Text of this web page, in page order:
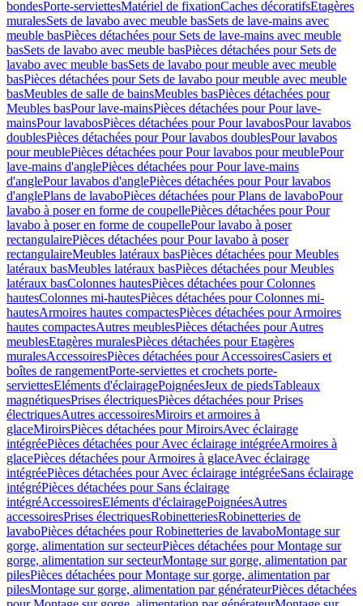
bondesPorte-serviettesMatériel de fixationCaches décoratifsEtagères
muralesSets de lavabo avec meuble basSets de lave-mains avec
meuble basPièces détachées pour Sets de lave-mains avec meuble
basSets de lavabo avec meuble basPièces détachées pour Sets de
lavabo avec meuble basSets de lavabo pour meuble avec meuble
basPièces détachées pour Sets de lavabo pour meuble avec meuble
basMeubles de salle de bainsMeubles basPièces détachées pour
Meubles basPour lave-mainsPièces détachées pour Pour lave-
mainsPour lavabosPièces détachées pour Pour lavabosPour lavabos
doublesPièces détachées pour Pour lavabos doublesPour lavabos
pour meublePièces détachées pour Pour lavabos pour meublePour
lave-mains d'anglePièces détachées pour Pour lave-mains
d'anglePour lavabos d'anglePièces détachées pour Pour lavabos
d'anglePlans de lavaboPièces détachées pour Plans de lavaboPour
lavabo à poser en forme de coupellePièces détachées pour Pour
lavabo à poser en forme de coupellePour lavabo à poser
rectangulairePièces détachées pour Pour lavabo à poser
rectangulaireMeubles latéraux basPièces détachées pour Meubles
latéraux basMeubles latéraux basPièces détachées pour Meubles
latéraux basColonnes hautesPièces détachées pour Colonnes
hautesColonnes mi-hautesPièces détachées pour Colonnes mi-
hautesArmoires hautes compactesPièces détachées pour Armoires
hautes compactesAutres meublesPièces détachées pour Autres
meublesEtagères muralesPièces détachées pour Etagères
muralesAccessoiresPièces détachées pour AccessoiresCasiers et
boîtes de rangementPorte-serviettes et crochets porte-
serviettesEléments d'éclairagePoignéesJeux de piedsTableaux
magnétiquesPrises électriquesPièces détachées pour Prises
électriquesAutres accessoiresMiroirs et armoires à
glaceMiroirsPièces détachées pour MiroirsAvec éclairage
intégréePièces détachées pour Avec éclairage intégréeArmoires à
glacePièces détachées pour Armoires à glaceAvec éclairage
intégréePièces détachées pour Avec éclairage intégréeSans éclairage
intégréPièces détachées pour Sans éclairage
intégréAccessoiresEléments d'éclairagePoignéesAutres
accessoiresPrises électriquesRobinetteriesRobinetteries de
lavaboPièces détachées pour Robinetteries de lavaboMontage sur
gorge, alimentation sur secteurPièces détachées pour Montage sur
gorge, alimentation sur secteurMontage sur gorge, alimentation par
pilesPièces détachées pour Montage sur gorge, alimentation par
pilesMontage sur gorge, alimentation par générateurPièces détachées